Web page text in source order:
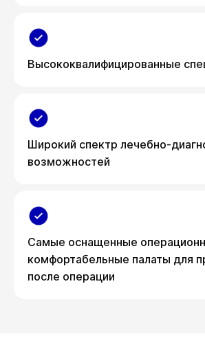
Высококвалифицированные
Широкий спектр лечебно-
возможностей
Самые оснащенные
комфортабельные палаты для
после операции